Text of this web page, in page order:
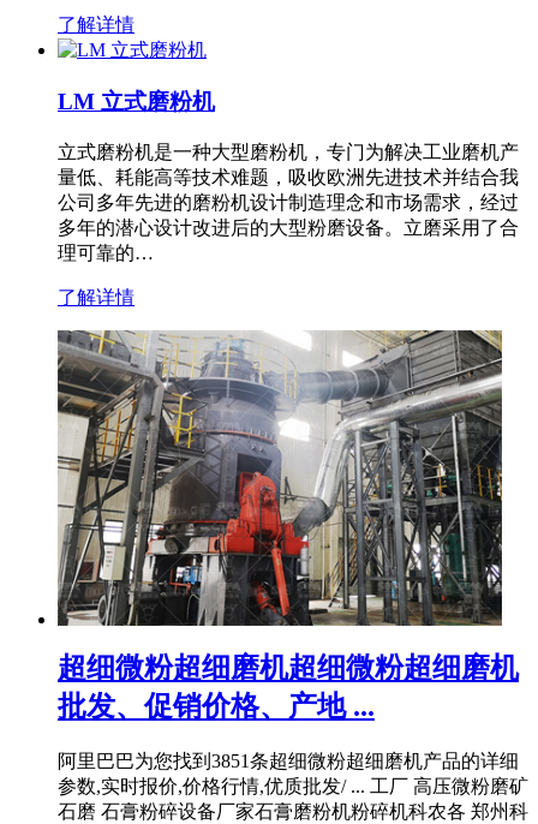
了解详情
LM 立式磨粉机
立式磨粉机是一种大型磨粉机，专门为解决工业磨机产
量低、耗能高等技术难题，吸收欧洲先进技术并结合我
公司多年先进的磨粉机设计制造理念和市场需求，经过
多年的潜心设计改进后的大型粉磨设备。立磨采用了合
理可靠的…
了解详情
超细微粉超细磨机超细微粉超细磨机
批发、促销价格、产地 ...
阿里巴巴为您找到3851条超细微粉超细磨机产品的详细
参数,实时报价,价格行情,优质批发/ ... 工厂 高压微粉磨矿
石磨 石膏粉碎设备厂家石膏磨粉机粉碎机科农各 郑州科